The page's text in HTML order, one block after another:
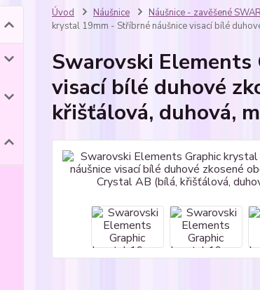
Úvod Náušnice Náušnice - zavěšené
krystal 19mm - Stříbrné náušnice visací bílé
Swarovski
visací bílé duhové
křišťálová, duhová,